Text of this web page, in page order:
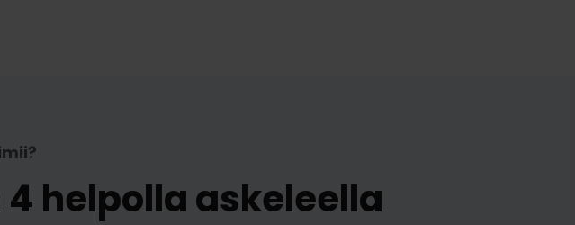
helpolla askeleella